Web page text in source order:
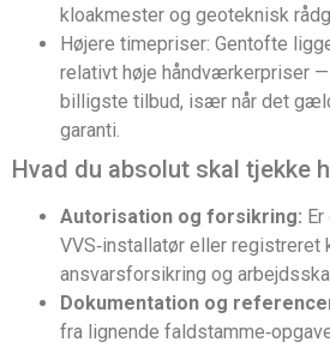
kloakmester og geoteknisk
Højere timepriser: Gentofte
relativt høje håndværkerpriser
billigste tilbud, især når det
garanti.
Hvad du absolut skal tjekke
Autorisation og forsikring:
VVS‑installatør eller registreret
ansvarsforsikring og
Dokumentation og
fra lignende